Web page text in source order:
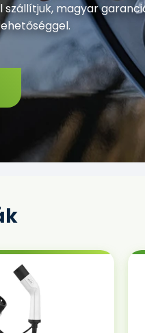
magyar